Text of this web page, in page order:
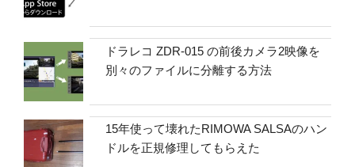
ドラレコ ZDR-015 の前後カメラ2映像を
別々のファイルに分離する方法
15年使って壊れたRIMOWA SALSAのハン
ドルを正規修理してもらえた